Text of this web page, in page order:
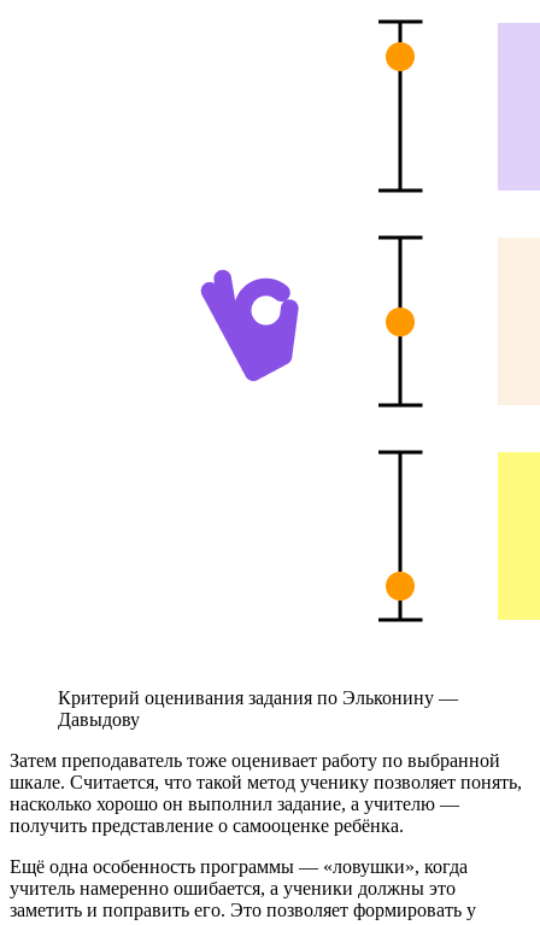
Критерий оценивания задания по Эльконину —
Давыдову
Затем преподаватель тоже оценивает работу по выбранной
шкале. Считается, что такой метод ученику позволяет понять,
насколько хорошо он выполнил задание, а учителю —
получить представление о самооценке ребёнка.
Ещё одна особенность программы — «ловушки», когда
учитель намеренно ошибается, а ученики должны это
заметить и поправить его. Это позволяет формировать у